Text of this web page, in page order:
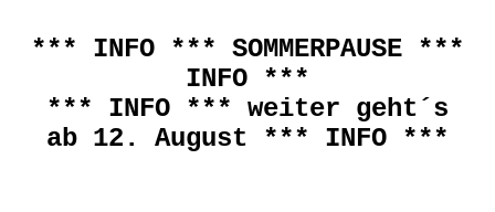
*** INFO *** SOMMERPAUSE ***
INFO ***
*** INFO *** weiter geht´s
ab 12. August *** INFO ***